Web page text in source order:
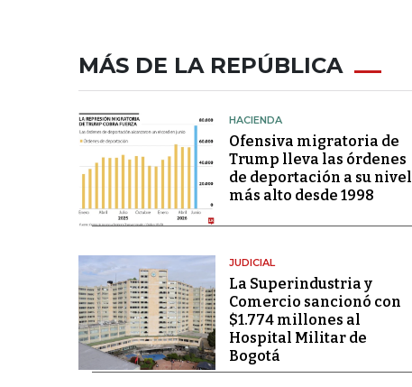
MÁS DE LA REPÚBLICA
HACIENDA
Ofensiva migratoria de
Trump lleva las órdenes
de deportación a su nivel
más alto desde 1998
JUDICIAL
La Superindustria y
Comercio sancionó con
$1.774 millones al
Hospital Militar de
Bogotá